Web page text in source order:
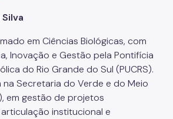
em Ciências Biológicas, com
Inovação e Gestão pela Pontifícia
do Rio Grande do Sul (PUCRS).
Secretaria do Verde e do Meio
em gestão de projetos
institucional e